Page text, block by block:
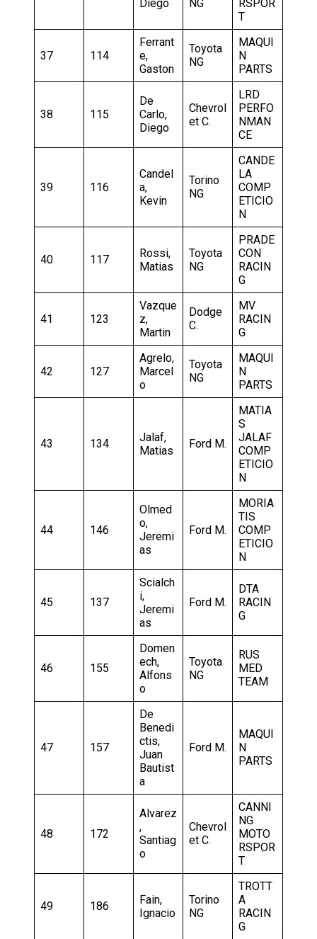
Diego NG
RSPOR
T
37 114
Ferrant
e,
Gaston
Toyota
NG
MAQUI
N
PARTS
38 115
De
Carlo,
Diego
Chevrol
et C.
LRD
PERFO
NMAN
CE
39 116
Candel
a,
Kevin
Torino
NG
CANDE
LA
COMP
ETICIO
N
40 117
Rossi,
Matias
Toyota
NG
PRADE
CON
RACIN
G
41 123
Vazque
z,
Martin
Dodge
C.
MV
RACIN
G
42 127
Agrelo,
Marcel
o
Toyota
NG
MAQUI
N
PARTS
43 134
Jalaf,
Matias
Ford M.
MATIA
S
JALAF
COMP
ETICIO
N
44 146
Olmed
o,
Jeremi
as
Ford M.
MORIA
TIS
COMP
ETICIO
N
45 137
Scialch
i,
Jeremi
as
Ford M.
DTA
RACIN
G
46 155
Domen
ech,
Alfons
o
Toyota
NG
RUS
MED
TEAM
47 157
De
Benedi
ctis,
Juan
Bautist
a
Ford M.
MAQUI
N
PARTS
48 172
Alvarez
,
Santiag
o
Chevrol
et C.
CANNI
NG
MOTO
RSPOR
T
49 186
Fain,
Ignacio
Torino
NG
TROTT
A
RACIN
G